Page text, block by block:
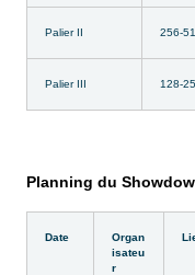
Palier II 256-
Palier III 128-
Planning du
Date
Organ
isateu
r